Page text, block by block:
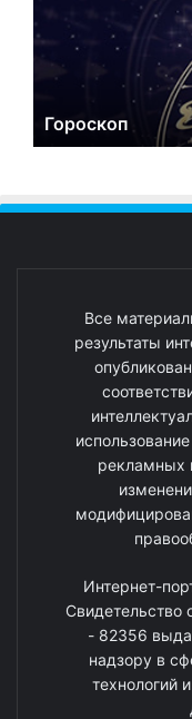
Гороскоп
Все
результаты
рекламных
Интернет-
- 82356
надзору в
технологий